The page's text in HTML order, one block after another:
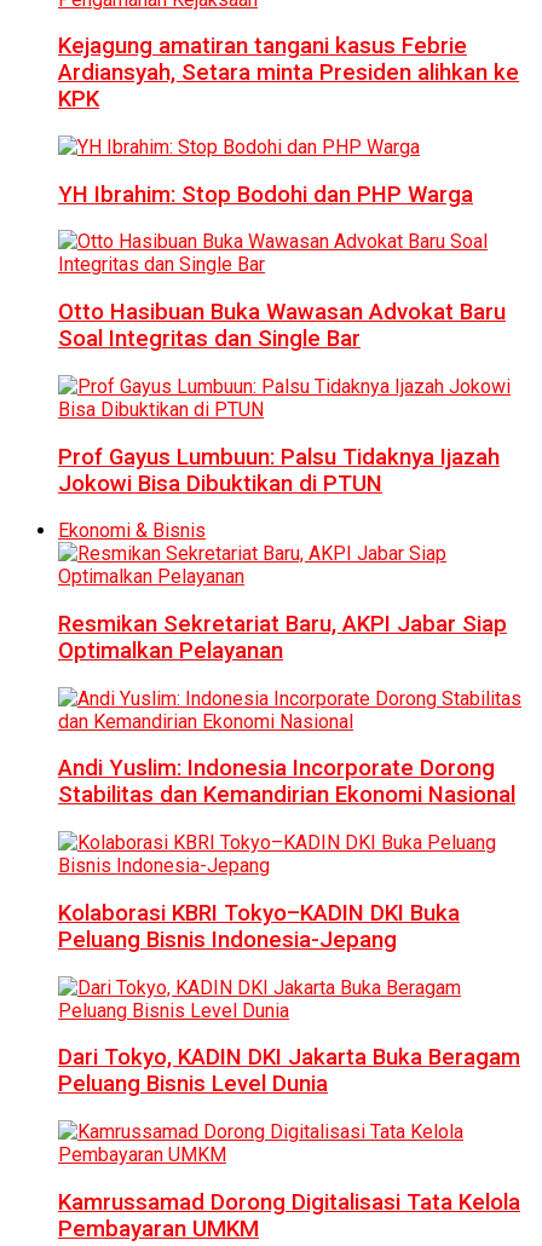
Kejagung amatiran tangani kasus Febrie
Ardiansyah, Setara minta Presiden alihkan ke
KPK
YH Ibrahim: Stop Bodohi dan PHP Warga
Otto Hasibuan Buka Wawasan Advokat Baru
Soal Integritas dan Single Bar
Prof Gayus Lumbuun: Palsu Tidaknya Ijazah
Jokowi Bisa Dibuktikan di PTUN
Ekonomi & Bisnis
Resmikan Sekretariat Baru, AKPI Jabar Siap
Optimalkan Pelayanan
Andi Yuslim: Indonesia Incorporate Dorong
Stabilitas dan Kemandirian Ekonomi Nasional
Kolaborasi KBRI Tokyo–KADIN DKI Buka
Peluang Bisnis Indonesia-Jepang
Dari Tokyo, KADIN DKI Jakarta Buka Beragam
Peluang Bisnis Level Dunia
Kamrussamad Dorong Digitalisasi Tata Kelola
Pembayaran UMKM